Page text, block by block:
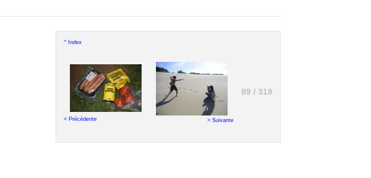
^ Index
< Précédente > Suivante
89 / 319